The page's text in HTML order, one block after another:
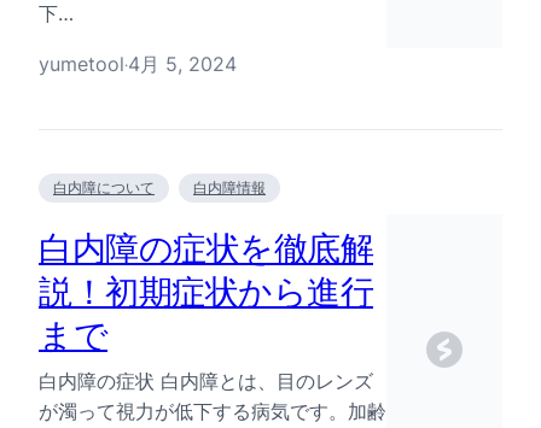
下…
yumetool·4月 5, 2024
白内障について 白内障情報
白内障の症状を徹底解
説！初期症状から進行
まで
白内障の症状 白内障とは、目のレンズ
が濁って視力が低下する病気です。加齢